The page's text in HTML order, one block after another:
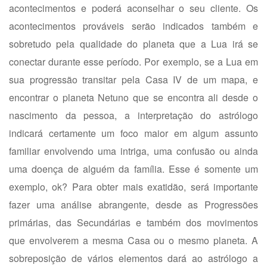
acontecimentos e poderá aconselhar o seu cliente. Os
acontecimentos prováveis serão indicados também e
sobretudo pela qualidade do planeta que a Lua irá se
conectar durante esse período. Por exemplo, se a Lua em
sua progressão transitar pela Casa IV de um mapa, e
encontrar o planeta Netuno que se encontra ali desde o
nascimento da pessoa, a interpretação do astrólogo
indicará certamente um foco maior em algum assunto
familiar envolvendo uma intriga, uma confusão ou ainda
uma doença de alguém da família. Esse é somente um
exemplo, ok? Para obter mais exatidão, será importante
fazer uma análise abrangente, desde as Progressões
primárias, das Secundárias e também dos movimentos
que envolverem a mesma Casa ou o mesmo planeta. A
sobreposição de vários elementos dará ao astrólogo a